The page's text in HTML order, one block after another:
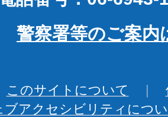
警察署等のご案内
このサイトについて
ブアクセシビリティにつ